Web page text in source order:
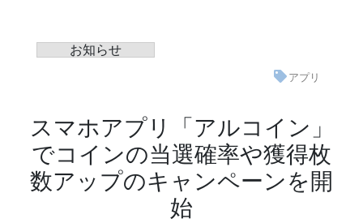
お知らせ
アプリ
スマホアプリ「アルコイン」
でコインの当選確率や獲得枚
数アップのキャンペーンを開
始